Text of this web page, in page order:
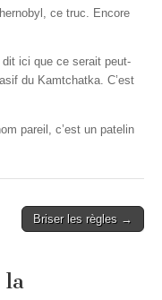
ce truc. Encore
ici que ce serait peut-
du Kamtchatka. C’est
pareil, c’est un patelin
Briser les règles →
la